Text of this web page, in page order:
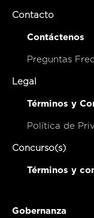
Contacto
Contáctenos
Preguntas
Legal
Términos y
Política de
Concurso(s)
Términos y
Gobernanza